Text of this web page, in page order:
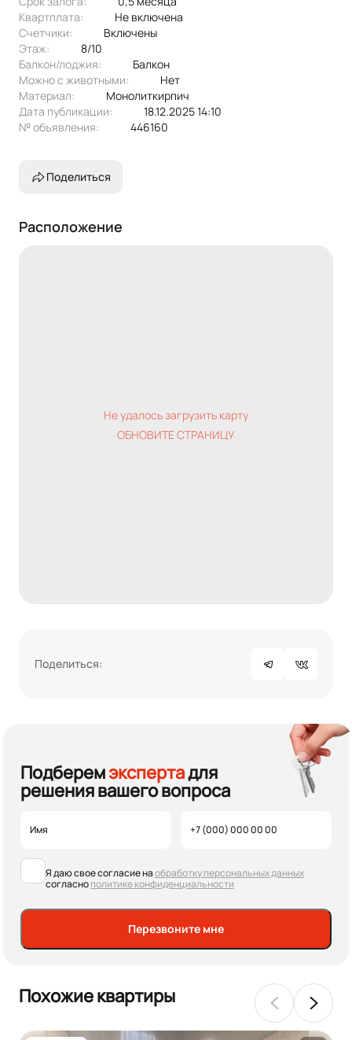
Эксклюзивное предложение!
Квартплата:
не включена
Счетчики:
включены
Этаж:
8/10
Балкон/лоджия:
балкон
Можно с животными:
нет
Материал:
монолиткирпич
Дата публикации:
18.12.2025 14:10
№ объявления:
446160
Поделиться
Расположение
Не удалось загрузить карту
ОБНОВИТЕ СТРАНИЦУ
Поделиться:
Подберемэкспертадля
решения вашего вопроса
Я даю свое согласие наобработку персональных данных
согласнополитике конфиденциальности
Перезвоните мне
Похожие квартиры